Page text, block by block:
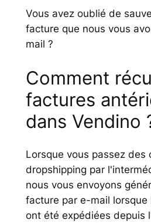
Vous avez oublié de
facture que nous vous
mail ?
Comment
factures
dans Vendino
Lorsque vous passez des
dropshipping par
nous vous envoyons
facture par e-mail lorsque
ont été expédiées depuis